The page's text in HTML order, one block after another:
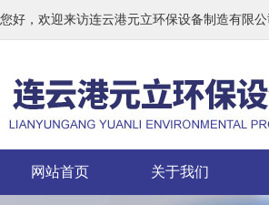
您好，欢迎来访连云港元立环保设备制造有限公
网站首页 关于我们